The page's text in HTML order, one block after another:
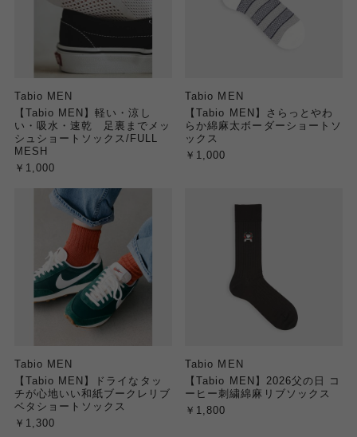
Tabio MEN
【Tabio MEN】軽い・涼し
い・吸水・速乾 足裏までメッ
シュショートソックス/FULL
MESH
￥1,000
Tabio MEN
【Tabio MEN】さらっとやわ
らか綿麻太ボーダーショートソ
ックス
￥1,000
Tabio MEN
【Tabio MEN】ドライなタッ
チが心地いい和紙ブークレリブ
ベタショートソックス
￥1,300
Tabio MEN
【Tabio MEN】2026父の日 コ
ーヒー刺繍綿麻リブソックス
￥1,800